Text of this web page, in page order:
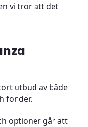
Avanza?
vi tror att det
utbud av både
fonder.
optioner går att